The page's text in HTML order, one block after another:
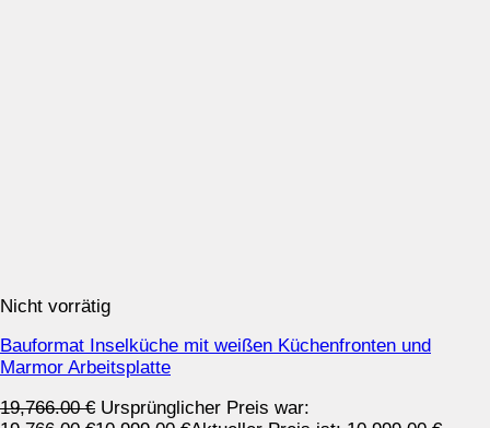
Nicht vorrätig
Bauformat Inselküche mit weißen Küchenfronten und
Marmor Arbeitsplatte
19,766.00€ Ursprünglicher Preis war: